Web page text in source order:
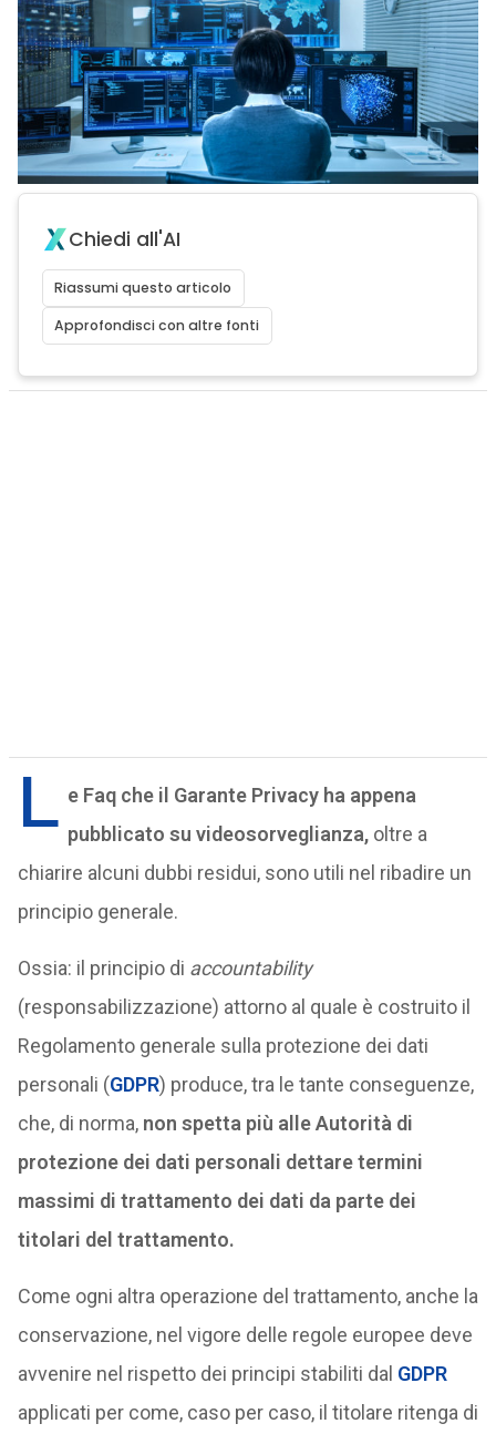
Chiedi all'AI
Riassumi questo articolo
Approfondisci con altre fonti
L e Faq che il Garante Privacy ha appena
pubblicato su videosorveglianza,oltre a
chiarire alcuni dubbi residui, sono utili nel ribadire un
principio generale.
Ossia: il principio di accountability
(responsabilizzazione) attorno al quale è costruito il
Regolamento generale sulla protezione dei dati
personali (GDPR) produce, tra le tante conseguenze,
che, di norma,non spetta più alle Autorità di
protezione dei dati personali dettare termini
massimi di trattamento dei dati da parte dei
titolari del trattamento.
Come ogni altra operazione del trattamento, anche la
conservazione, nel vigore delle regole europee deve
avvenire nel rispetto dei principi stabiliti dal GDPR
applicati per come, caso per caso, il titolare ritenga di